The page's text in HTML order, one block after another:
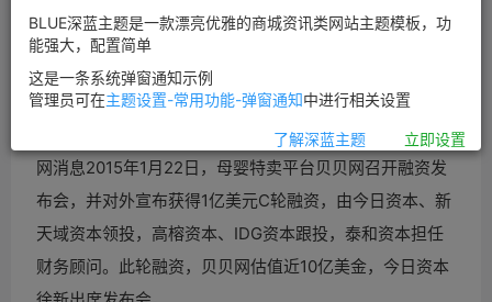
网消息2015年1月22日， 母婴特卖平台贝贝网召开融资发
布会，并对外宣布获得1亿美元C轮融资，由今日资本、新
天域资本领投，高榕资本、IDG资本跟投，泰和资本担任
财务顾问。此轮融资，贝贝网估值近10亿美金，今日资本
BLUE深蓝主题是一款漂亮优雅的商城资讯类网站主题模板，功
能强大，配置简单
这是一条系统弹窗通知示例
管理员可在主题设置-常用功能-弹窗通知中进行相关设置
了解深蓝主题 立即设置